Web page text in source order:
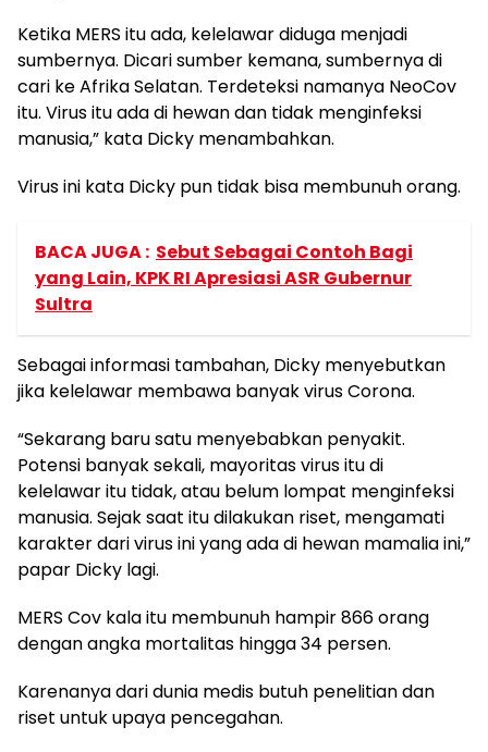
Ketika MERS itu ada, kelelawar diduga menjadi
sumbernya. Dicari sumber kemana, sumbernya di
cari ke Afrika Selatan. Terdeteksi namanya NeoCov
itu. Virus itu ada di hewan dan tidak menginfeksi
manusia,” kata Dicky menambahkan.
Virus ini kata Dicky pun tidak bisa membunuh orang.
BACA JUGA : Sebut Sebagai Contoh Bagi
yang Lain, KPK RI Apresiasi ASR Gubernur
Sultra
Sebagai informasi tambahan, Dicky menyebutkan
jika kelelawar membawa banyak virus Corona.
“Sekarang baru satu menyebabkan penyakit.
Potensi banyak sekali, mayoritas virus itu di
kelelawar itu tidak, atau belum lompat menginfeksi
manusia. Sejak saat itu dilakukan riset, mengamati
karakter dari virus ini yang ada di hewan mamalia ini,”
papar Dicky lagi.
MERS Cov kala itu membunuh hampir 866 orang
dengan angka mortalitas hingga 34 persen.
Karenanya dari dunia medis butuh penelitian dan
riset untuk upaya pencegahan.